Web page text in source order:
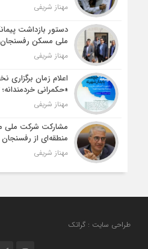
مهناز شریفی
ملی مسکن
مهناز شریفی
اعلام زمان
«حکمرانی
مهناز شریفی
مشارکت شرکت ملی
منطقه‌ای از رفسنجان
مهناز شریفی
طراحی سایت : گراتک